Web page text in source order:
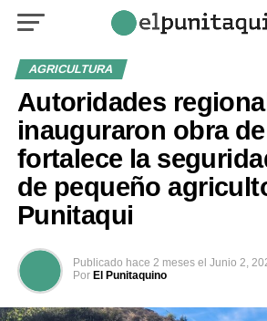
AGRICULTURA
Autoridades
inauguraron obra
fortalece la
de pequeño
Punitaqui
Publicado hace 2 meses el Junio 2,
Por El Punitaquino